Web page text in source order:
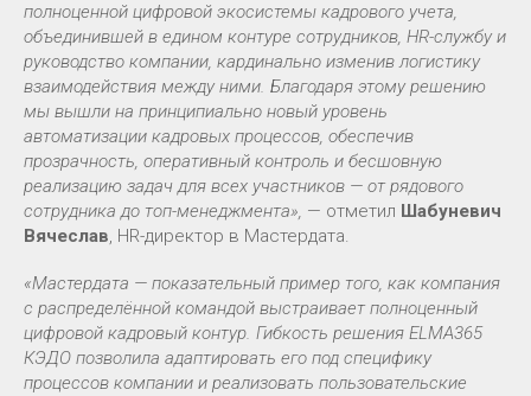
полноценной цифровой экосистемы кадрового учета,
объединившей в едином контуре сотрудников, HR-службу и
руководство компании, кардинально изменив логистику
взаимодействия между ними. Благодаря этому решению
мы вышли на принципиально новый уровень
автоматизации кадровых процессов, обеспечив
прозрачность, оперативный контроль и бесшовную
реализацию задач для всех участников — от рядового
сотрудника до топ-менеджмента», — отметил Шабуневич
Вячеслав, HR-директор в Мастердата.
«Мастердата — показательный пример того, как компания
с распределённой командой выстраивает полноценный
цифровой кадровый контур. Гибкость решения ELMA365
КЭДО позволила адаптировать его под специфику
процессов компании и реализовать пользовательские